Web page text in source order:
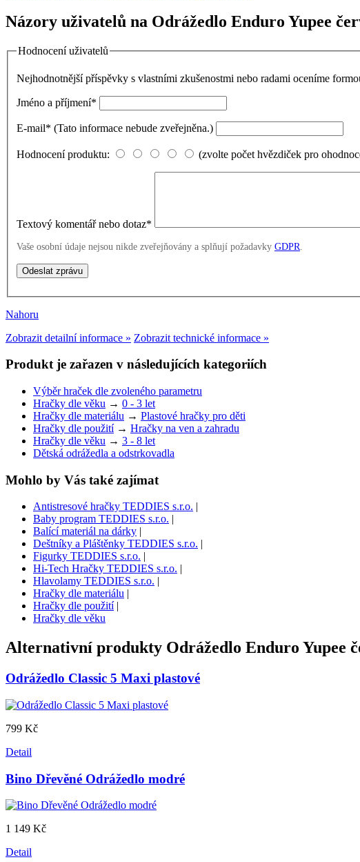
Názory uživatelů na Odrážedlo Enduro Yupee
Hodnocení uživatelů
Nejhodnotnější příspěvky s vlastními zkušenostmi nebo radami oceníme
Jméno a příjmení*
E-mail* (Tato informace nebude zveřejněna.)
Hodnocení produktu: (zvolte počet hvězdiček pro
Textový komentář nebo dotaz*
Vaše osobní údaje nejsou nikde zveřejňovány a splňují požadavky GDPR
Nahoru
Zobrazit detailní informace » Zobrazit technické informace »
Produkt je zařazen v následujících kategoriích
Výběr hraček dle zvoleného parametru
Hračky dle věku → 0 - 3 let
Hračky dle materiálu → Plastové hračky pro děti
Hračky dle použití→ Hračky na ven a zahradu
Hračky dle věku → 3 - 8 let
Dětská odrážedla a odstrkovadla
Mohlo by Vás také zajímat
Antistresové hračky TEDDIES s.r.o. |
Baby program TEDDIES s.r.o. |
Balící materiál na dárky |
Deštníky a Pláštěnky TEDDIES s.r.o. |
Figurky TEDDIES s.r.o. |
Hi-Tech Hračky TEDDIES s.r.o. |
Hlavolamy TEDDIES s.r.o. |
Hračky dle materiálu |
Hračky dle použití|
Hračky dle věku
Alternativní produkty Odrážedlo Enduro Yupee
Odrážedlo Classic 5 Maxi plastové
799 Kč
Detail
Bino Dřevěné Odrážedlo modré
1 149 Kč
Detail